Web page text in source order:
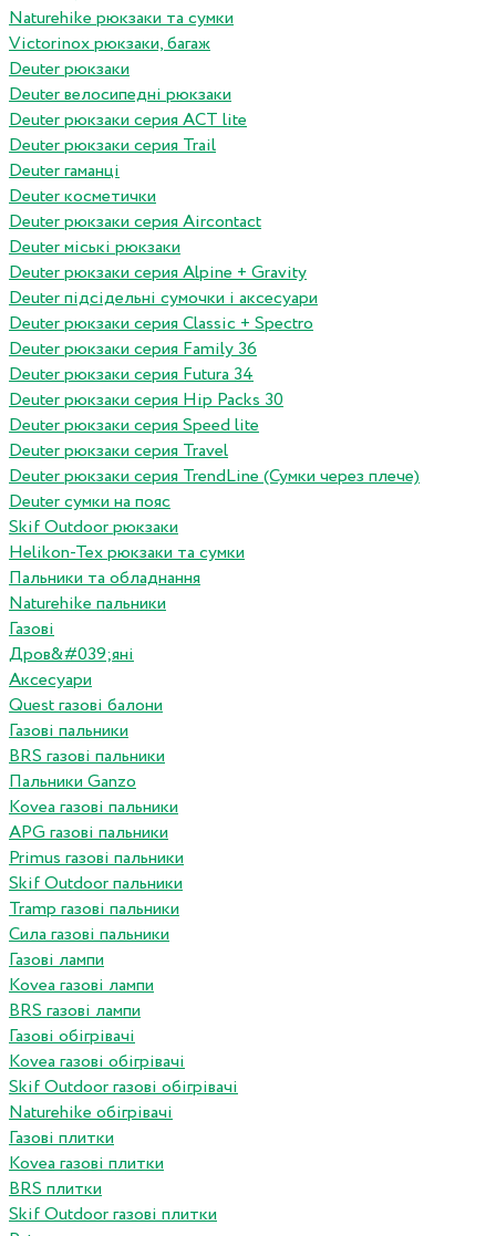
Naturehike рюкзаки та сумки
Victorinox рюкзаки, багаж
Deuter рюкзаки
Deuter велосипедні рюкзаки
Deuter рюкзаки серия ACT lite
Deuter рюкзаки серия Trail
Deuter гаманці
Deuter косметички
Deuter рюкзаки серия Aircontact
Deuter міські рюкзаки
Deuter рюкзаки серия Alpine + Gravity
Deuter підсідельні сумочки і аксесуари
Deuter рюкзаки серия Classic + Spectro
Deuter рюкзаки серия Family 36
Deuter рюкзаки серия Futura 34
Deuter рюкзаки серия Hip Packs 30
Deuter рюкзаки серия Speed lite
Deuter рюкзаки серия Travel
Deuter рюкзаки серия TrendLine (Сумки через плече)
Deuter сумки на пояс
Skif Outdoor рюкзаки
Helikon-Tex рюкзаки та сумки
Пальники та обладнання
Naturehike пальники
Газові
Дров&#039;яні
Аксесуари
Quest газові балони
Газові пальники
BRS газові пальники
Пальники Ganzo
Kovea газові пальники
APG газові пальники
Primus газові пальники
Skif Outdoor пальники
Tramp газові пальники
Сила газові пальники
Газові лампи
Kovea газові лампи
BRS газові лампи
Газові обігрівачі
Kovea газові обігрівачі
Skif Outdoor газові обігрівачі
Naturehike обігрівачі
Газові плитки
Kovea газові плитки
BRS плитки
Skif Outdoor газові плитки